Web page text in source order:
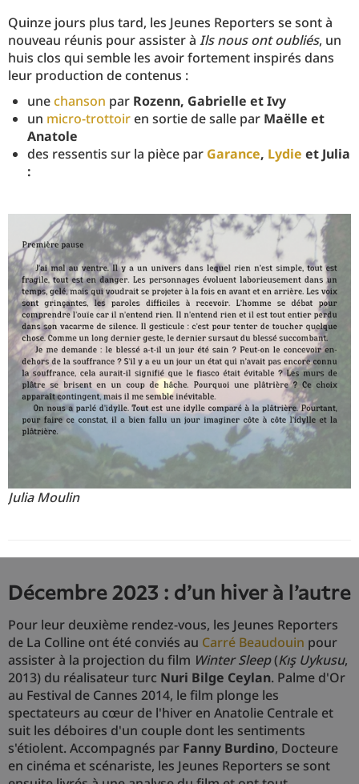
Quinze jours plus tard, les Jeunes Reporters se sont à
nouveau réunis pour assister à Ils nous ont oubliés, un
huis clos qui semble les avoir fortement inspirés dans
leur production de contenus :
unechanson par Rozenn, Gabrielle et Ivy
un micro-trottoiren sortie de salle par Maëlle et
Anatole
des ressentis sur la pièce par Garance, Lydie et Julia
:
Julia Moulin
Décembre 2023 : d'un hiver à l'autre
Pour leur deuxième rendez-vous, les Jeunes Reporters
de La Colline ont été conviés au Carré Beaudouin pour
assister à la projection du film Winter Sleep(Kış Uykusu,
2013) du réalisateur turc Nuri Bilge Ceylan. Palme d'Or
au Festival de Cannes 2014, le film plonge les
spectateurs au cœur de l'hiver en Anatolie Centrale et
suit les déboires d'un couple dont les sentiments
s'étiolent. Accompagnés par Fanny Burdino, Docteure
en cinéma et scénariste, les Jeunes Reporters se sont